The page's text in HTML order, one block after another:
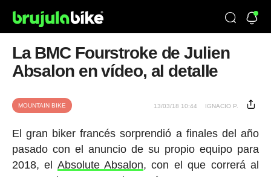
La BMC Fourstroke de Julien
Absalon en vídeo, al detalle
MOUNTAIN BIKE 13/03/18 10:44 IGNACIO P.
El gran biker francés sorprendió a finales del año
pasado con el anuncio de su propio equipo para
2018, el Absolute Absalon, con el que correrá al